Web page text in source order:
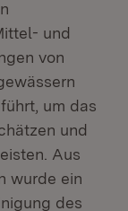
und
von
um das
und
Aus
wurde ein
des